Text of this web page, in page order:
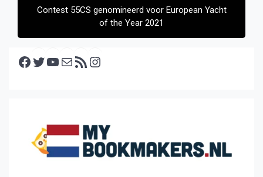
Contest 55CS genomineerd voor European Yacht
of the Year 2021
Facebook Twitter YouTube E-mail RSS feed